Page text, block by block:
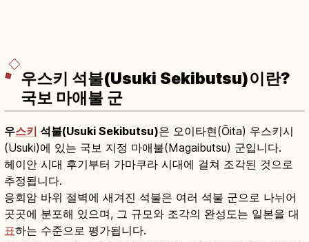
우스키 석불(Usuki Sekibutsu)이란?
국보 마애불 군
우스키 석불(Usuki Sekibutsu)은 오이타현(Ōita) 우스키시
(Usuki)에 있는 국보 지정 마애불(Magaibutsu) 군입니다.
헤이안 시대 후기부터 가마쿠라 시대에 걸쳐 조각된 것으로
추정됩니다.
응회암 바위 절벽에 새겨진 석불은 여러 석불 군으로 나뉘어
곳곳에 분포해 있으며, 그 규모와 조각의 완성도는 일본을 대
표하는 수준으로 평가됩니다.